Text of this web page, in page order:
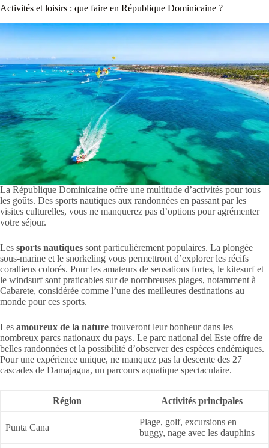
Activités et loisirs : que faire en République Dominicaine ?
La République Dominicaine offre une multitude d’activités pour tous
les goûts. Des sports nautiques aux randonnées en passant par les
visites culturelles, vous ne manquerez pas d’options pour agrémenter
votre séjour.
Les sports nautiques sont particulièrement populaires. La plongée
sous-marine et le snorkeling vous permettront d’explorer les récifs
coralliens colorés. Pour les amateurs de sensations fortes, le kitesurf et
le windsurf sont praticables sur de nombreuses plages, notamment à
Cabarete, considérée comme l’une des meilleures destinations au
monde pour ces sports.
Les amoureux de la nature trouveront leur bonheur dans les
nombreux parcs nationaux du pays. Le parc national del Este offre de
belles randonnées et la possibilité d’observer des espèces endémiques.
Pour une expérience unique, ne manquez pas la descente des 27
cascades de Damajagua, un parcours aquatique spectaculaire.
Région Activités principales
Punta Cana
Plage, golf, excursions en
buggy, nage avec les dauphins